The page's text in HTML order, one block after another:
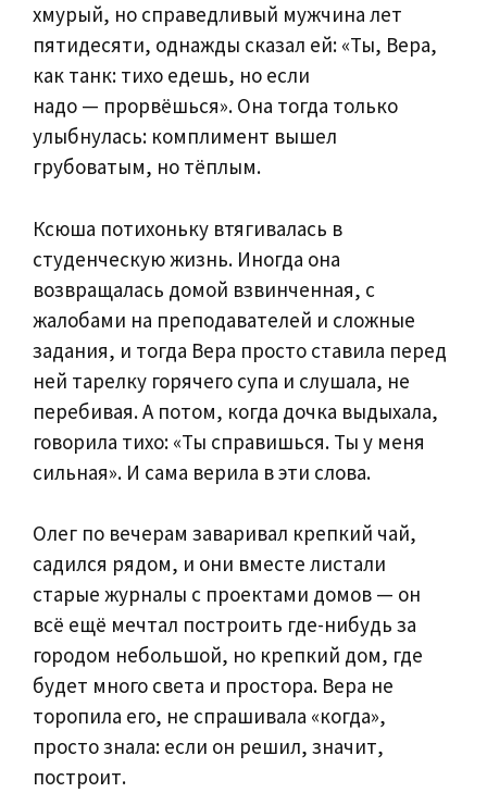
хмурый, но справедливый мужчина лет
пятидесяти, однажды сказал ей: «Ты, Вера,
как танк: тихо едешь, но если
надо — прорвёшься». Она тогда только
улыбнулась: комплимент вышел
грубоватым, но тёплым.
Ксюша потихоньку втягивалась в
студенческую жизнь. Иногда она
возвращалась домой взвинченная, с
жалобами на преподавателей и сложные
задания, и тогда Вера просто ставила перед
ней тарелку горячего супа и слушала, не
перебивая. А потом, когда дочка выдыхала,
говорила тихо: «Ты справишься. Ты у меня
сильная». И сама верила в эти слова.
Олег по вечерам заваривал крепкий чай,
садился рядом, и они вместе листали
старые журналы с проектами домов — он
всё ещё мечтал построить где-нибудь за
городом небольшой, но крепкий дом, где
будет много света и простора. Вера не
торопила его, не спрашивала «когда»,
просто знала: если он решил, значит,
построит.